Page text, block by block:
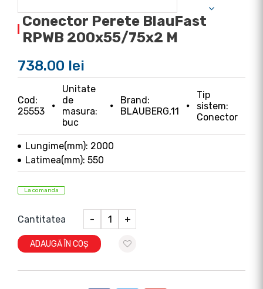
Conector Perete BlauFast
RPWB 200x55/75x2 M
738.00 lei
Cod:
25553
Unitate
de
masura:
buc
Brand:
BLAUBERG,11
Tip
sistem:
Conector
Lungime(mm): 2000
Latimea(mm): 550
La comanda
Cantitatea - +
ADAUGĂ ÎN COȘ